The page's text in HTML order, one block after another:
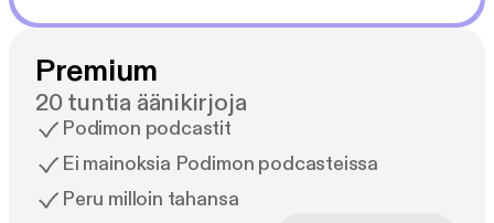
Premium
20 tuntia äänikirjoja
Podimon podcastit
Ei mainoksia Podimon podcasteissa
Peru milloin tahansa